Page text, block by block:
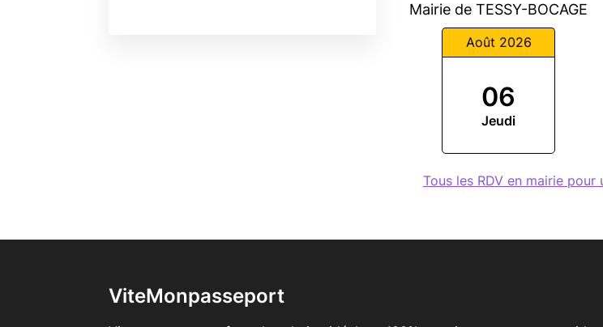
Mairie de TESSY-BOCAGE
Août 2026
06
Jeudi
Tous les RDV en mairie
ViteMonpasseport